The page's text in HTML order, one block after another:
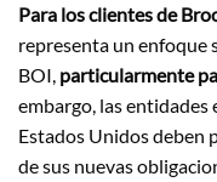
Para los clientes de
representa un enfoque
BOI, particularmente
embargo, las
Estados Unidos deben
de sus nuevas